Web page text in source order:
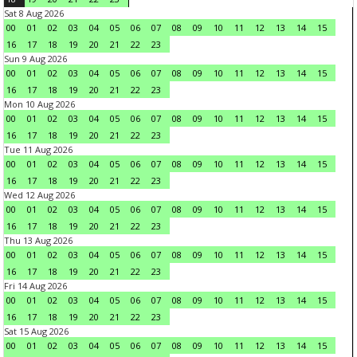
Sat 8 Aug 2026
00
01 02 03 04 05 06 07 08 09 10 11 12 13 14
15
16
17 18 19 20 21 22
23
Sun 9 Aug 2026
00
01 02 03 04 05 06 07 08 09 10 11 12 13 14
15
16
17 18 19 20 21 22
23
Mon 10 Aug 2026
00
01 02 03 04 05 06 07 08 09 10 11 12 13 14
15
16
17 18 19 20 21 22
23
Tue 11 Aug 2026
00
01 02 03 04 05 06 07 08 09 10 11 12 13 14
15
16
17 18 19 20 21 22
23
Wed 12 Aug 2026
00
01 02 03 04 05 06 07 08 09 10 11 12 13 14
15
16
17 18 19 20 21 22
23
Thu 13 Aug 2026
00
01 02 03 04 05 06 07 08 09 10 11 12 13 14
15
16
17 18 19 20 21 22
23
Fri 14 Aug 2026
00
01 02 03 04 05 06 07 08 09 10 11 12 13 14
15
16
17 18 19 20 21 22
23
Sat 15 Aug 2026
00
01 02 03 04 05 06 07 08 09 10 11 12 13 14
15